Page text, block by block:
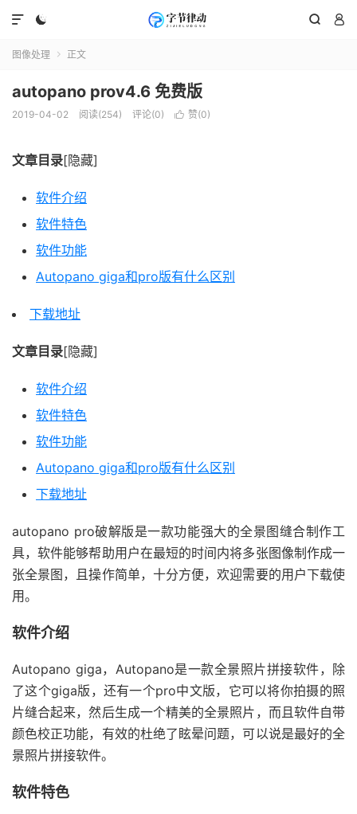
  

图像处理  正文
autopano prov4.6 免费版
2019-04-02 阅读(254) 评论(0)  赞(0)
文章目录[隐藏]
软件介绍
软件特色
软件功能
Autopano giga和pro版有什么区别
下载地址
文章目录[隐藏]
软件介绍
软件特色
软件功能
Autopano giga和pro版有什么区别
下载地址
autopano pro破解版是一款功能强大的全景图缝合制作工
具，软件能够帮助用户在最短的时间内将多张图像制作成一
张全景图，且操作简单，十分方便，欢迎需要的用户下载使
用。
软件介绍
Autopano giga，Autopano是一款全景照片拼接软件，除
了这个giga版，还有一个pro中文版，它可以将你拍摄的照
片缝合起来，然后生成一个精美的全景照片，而且软件自带
颜色校正功能，有效的杜绝了眩晕问题，可以说是最好的全
景照片拼接软件。
软件特色